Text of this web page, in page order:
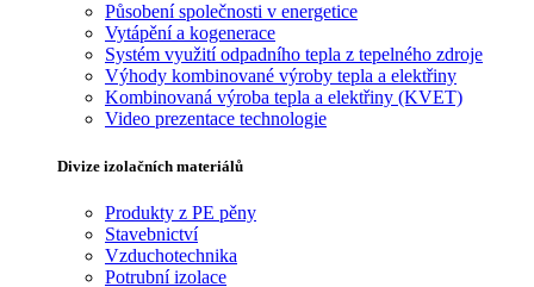
Působení společnosti v energetice
Vytápění a kogenerace
Systém využití odpadního tepla z tepelného zdroje
Výhody kombinované výroby tepla a elektřiny
Kombinovaná výroba tepla a elektřiny (KVET)
Video prezentace technologie
Divize izolačních materiálů
Produkty z PE pěny
Stavebnictví
Vzduchotechnika
Potrubní izolace